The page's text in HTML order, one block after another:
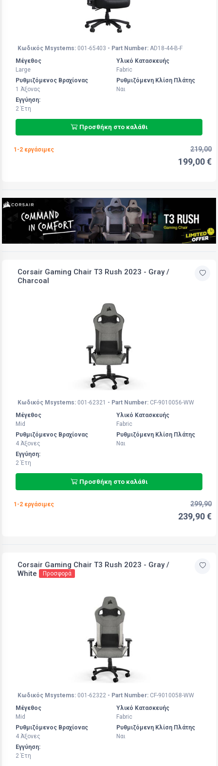
Κωδικός Msystems: 001-65403 - Part Number: AD18-44-B-F
Μέγεθος
Large
Υλικό Κατασκευής
Fabric
Ρυθμιζόμενος Βραχίονας
1 Άξoνας
Ρυθμιζόμενη Κλίση Πλάτης
Ναι
Εγγύηση:
2 Έτη
Προσθήκη στο καλάθι
1-2 εργάσιμες 219,00
199,00 €
Corsair Gaming Chair T3 Rush 2023 - Gray /
Charcoal
Κωδικός Msystems: 001-62321 - Part Number: CF-9010056-WW
Μέγεθος
Mid
Υλικό Κατασκευής
Fabric
Ρυθμιζόμενος Βραχίονας
4 Άξoνες
Ρυθμιζόμενη Κλίση Πλάτης
Ναι
Εγγύηση:
2 Έτη
Προσθήκη στο καλάθι
1-2 εργάσιμες 299,90
239,90 €
Corsair Gaming Chair T3 Rush 2023 - Gray /
White
Προσφορά
Κωδικός Msystems: 001-62322 - Part Number: CF-9010058-WW
Μέγεθος
Mid
Υλικό Κατασκευής
Fabric
Ρυθμιζόμενος Βραχίονας
4 Άξoνες
Ρυθμιζόμενη Κλίση Πλάτης
Ναι
Εγγύηση:
2 Έτη